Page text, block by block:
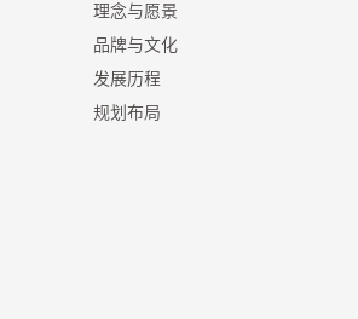
理念与愿景
品牌与文化
发展历程
规划布局